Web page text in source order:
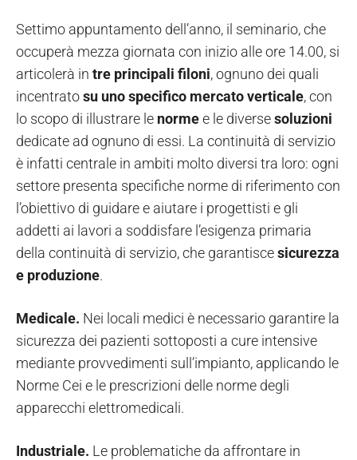
Settimo appuntamento dell’anno, il seminario, che
occuperà mezza giornata con inizio alle ore 14.00, si
articolerà in tre principali filoni, ognuno dei quali
incentratosu uno specifico mercato verticale, con
lo scopo di illustrare le normee le diversesoluzioni
dedicate ad ognuno di essi. La continuità di servizio
è infatti centrale in ambiti molto diversi tra loro: ogni
settore presenta specifiche norme di riferimento con
l’obiettivo di guidare e aiutare i progettisti e gli
addetti ai lavori a soddisfare l’esigenza primaria
della continuità di servizio, che garantiscesicurezza
e produzione.
Medicale. Nei locali medici è necessario garantire la
sicurezza dei pazienti sottoposti a cure intensive
mediante provvedimenti sull’impianto, applicando le
Norme Cei e le prescrizioni delle norme degli
apparecchi elettromedicali.
Industriale. Le problematiche da affrontare in